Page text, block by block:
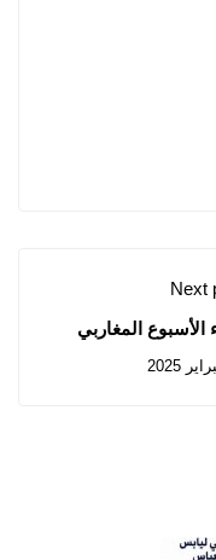
Next
الأسبوع المغاربي
لسنة 2025